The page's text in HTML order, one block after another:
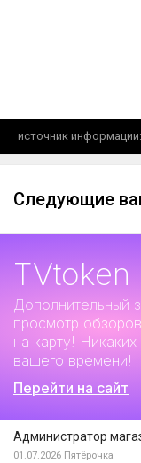
источник информации
Следующие
TVtoken
Дополнительный
просмотр
на карту!
вашего времени!
Перейти на сайт
Администратор
01.07.2026 Пятёрочка